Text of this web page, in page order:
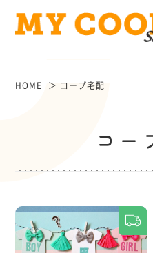
HOME コープ宅配
コー